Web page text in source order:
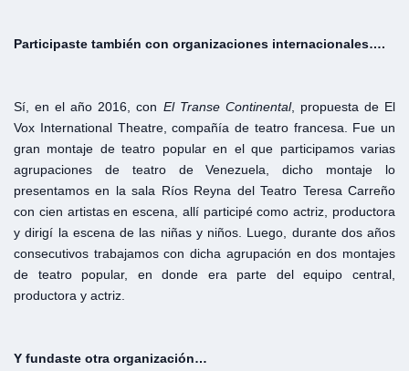
Participaste también con organizaciones internacionales….
Sí, en el año 2016, con El Transe Continental, propuesta de El
Vox International Theatre, compañía de teatro francesa. Fue un
gran montaje de teatro popular en el que participamos varias
agrupaciones de teatro de Venezuela, dicho montaje lo
presentamos en la sala Ríos Reyna del Teatro Teresa Carreño
con cien artistas en escena, allí participé como actriz, productora
y dirigí la escena de las niñas y niños. Luego, durante dos años
consecutivos trabajamos con dicha agrupación en dos montajes
de teatro popular, en donde era parte del equipo central,
productora y actriz.
Y fundaste otra organización…